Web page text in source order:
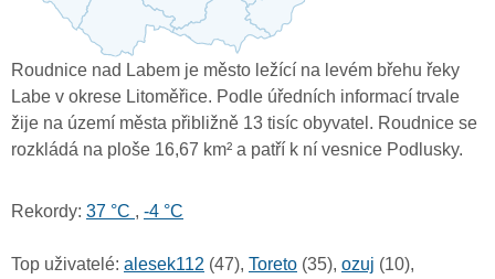
Roudnice nad Labem je město ležící na levém břehu řeky
Labe v okrese Litoměřice. Podle úředních informací trvale
žije na území města přibližně 13 tisíc obyvatel. Roudnice se
rozkládá na ploše 16,67 km² a patří k ní vesnice Podlusky.
Rekordy: 37 °C , -4 °C
Top uživatelé: alesek112 (47), Toreto (35), ozuj (10),